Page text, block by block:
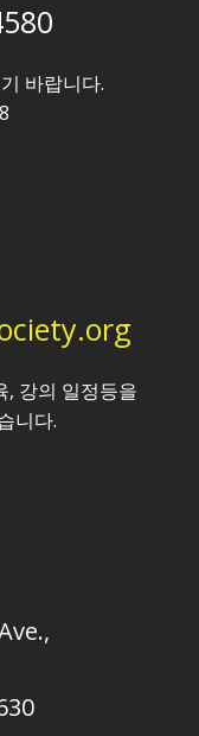
바랍니다.
, 강의 일정등을
니다.